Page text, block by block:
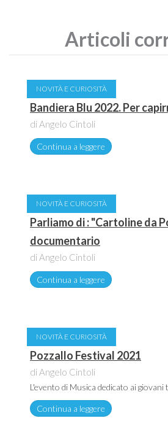
Articoli
NOVITÀ E CURIOSITÀ
Bandiera Blu 2022. Per
di Angelo Cintoli
Continua a leggere
NOVITÀ E CURIOSITÀ
Parliamo di : "Cartoline da
documentario
di Angelo Cintoli
Continua a leggere
NOVITÀ E CURIOSITÀ
Pozzallo Festival 2021
di Angelo Cintoli
L'evento di Musica dedicato ai giovani
Continua a leggere